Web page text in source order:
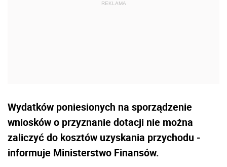
Wydatków poniesionych na sporządzenie
wniosków o przyznanie dotacji nie można
zaliczyć do kosztów uzyskania przychodu -
informuje Ministerstwo Finansów.